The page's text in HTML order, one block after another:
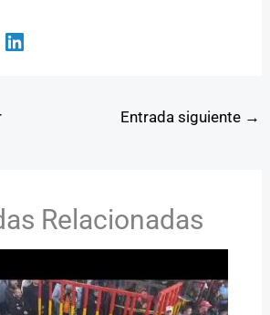
Entrada siguiente →
Relacionadas